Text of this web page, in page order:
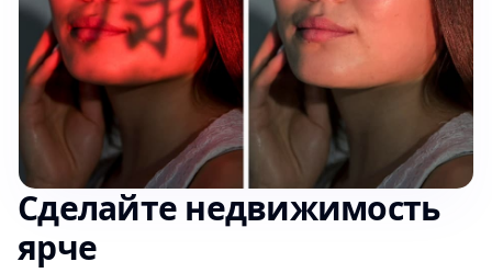
Сделайте недвижимость
ярче